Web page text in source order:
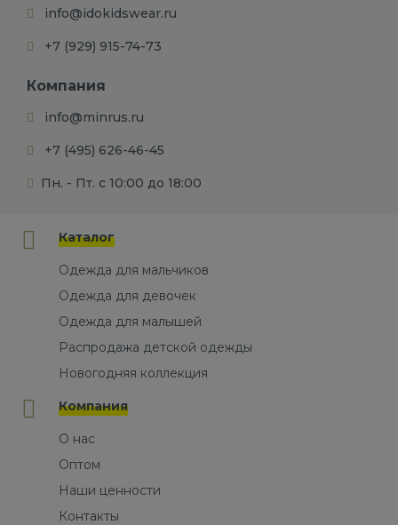
info@idokidswear.ru
+7 (929) 915-74-73
Компания
info@minrus.ru
+7 (495) 626-46-45
Пн. - Пт. с 10:00 до 18:00
Каталог
Одежда для мальчиков
Одежда для девочек
Одежда для малышей
Распродажа детской одежды
Новогодняя коллекция
Компания
О нас
Оптом
Наши ценности
Контакты